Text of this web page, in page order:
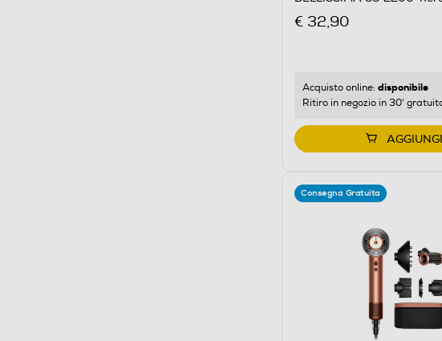
€ 32,90
Acquisto online: disponibile
Ritiro in negozio in 30'
AGGIUNGI
Consegna Gratuita